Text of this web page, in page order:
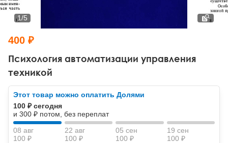
Тревожные расстройства, панические атаки
Психодрама
Другие направления психотерапии
Классический, эриксоновский гипноз и НЛП
НЛП
Психология труда и эргономика
Социальная психология
Социальная и организационная психология
Классический и юнгианский психоанализ
Психология автоматизации управления
техникой
1/5
400 ₽
Этот товар можно оплатить Долями
100 ₽ сегодня
и 300 ₽ потом, без переплат
08 авг
100 ₽
22 авг
100 ₽
05 сен
100 ₽
19 сен
100 ₽